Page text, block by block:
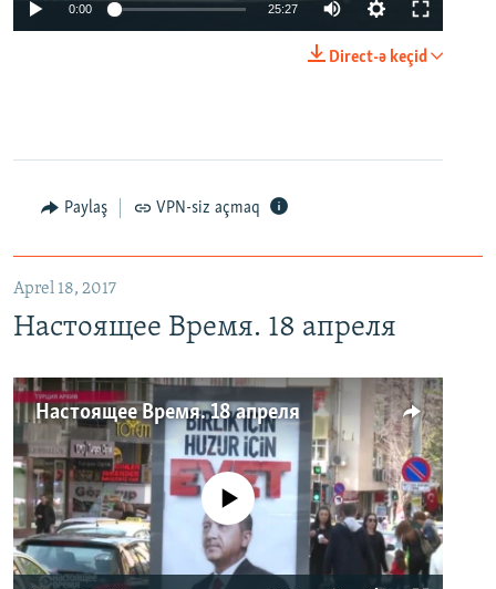
0:00 25:27
Direct-ə keçid
Paylaş VPN-siz açmaq
Aprel 18, 2017
Настоящее Время. 18 апреля
Настоящее Время. 18 апреля
No media source currently available